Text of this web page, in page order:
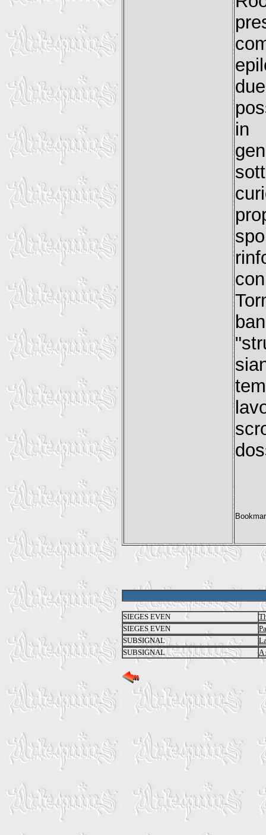
in
SIEGES EVEN
SIEGES EVEN
SUBSIGNAL
SUBSIGNAL
A